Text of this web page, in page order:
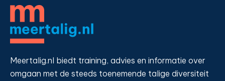
Meertalig.nl biedt training, advies en informatie over
omgaan met de steeds toenemende talige diversiteit